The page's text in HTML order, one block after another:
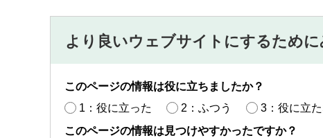
より良いウェブサイトにするため
このページの情報は役に立ちましたか？
1：役に立った
2：ふつう
3：役に立
このページの情報は見つけやすかったですか？